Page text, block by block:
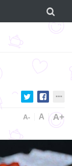
A- A A+